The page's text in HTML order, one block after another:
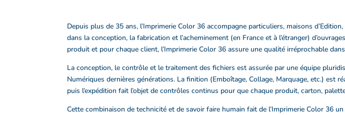
Depuis plus de 35 ans, l’Imprimerie Color 36 accompagne particuliers, maisons
dans la conception, la fabrication et l’acheminement (en France et à l’étranger)
produit et pour chaque client, l’Imprimerie Color 36 assure une qualité irréprochable
La conception, le contrôle et le traitement des fichiers est assurée par une équipe
Numériques dernières générations. La finition (Emboîtage, Collage, Marquage, etc.) est
puis l’expédition fait l’objet de contrôles continus pour que chaque produit, carton,
Cette combinaison de technicité et de savoir faire humain fait de l’Imprimerie Color 36